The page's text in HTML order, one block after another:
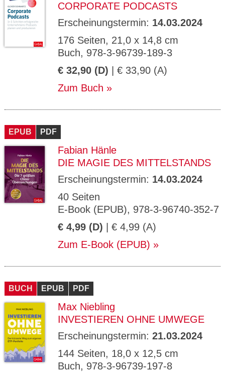
CORPORATE PODCASTS
Erscheinungstermin: 14.03.2024
176 Seiten, 21,0 x 14,8 cm
Buch, 978-3-96739-189-3
€ 32,90 (D) | € 33,90 (A)
Zum Buch
EPUB PDF
Fabian Hänle
DIE MAGIE DES MITTELSTANDS
Erscheinungstermin: 14.03.2024
40 Seiten
E-Book (EPUB), 978-3-96740-352-7
€ 4,99 (D) | € 4,99 (A)
Zum E-Book (EPUB)
BUCH EPUB PDF
Max Niebling
INVESTIEREN OHNE UMWEGE
Erscheinungstermin: 21.03.2024
144 Seiten, 18,0 x 12,5 cm
Buch, 978-3-96739-197-8